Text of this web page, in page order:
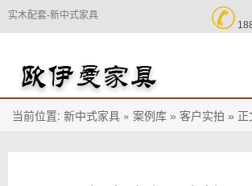
实木配套-新中式家具 
当前位置: 新中式家具 » 案例库 » 客户实拍 » 正